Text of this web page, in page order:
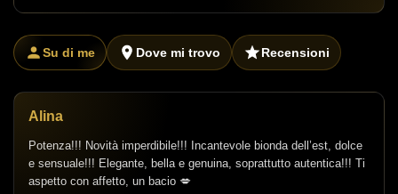
Su di me Dove mi trovo Recensioni
Alina
Potenza!!! Novità imperdibile!!! Incantevole bionda dell’est, dolce
e sensuale!!! Elegante, bella e genuina, soprattutto autentica!!! Ti
aspetto con affetto, un bacio 💋